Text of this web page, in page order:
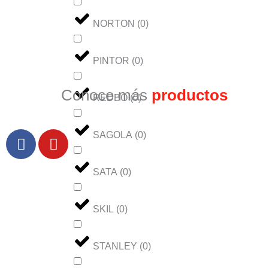
NORTON (0)
PINTOR (0)
REDBO (0)
SAGOLA (0)
SATA (0)
SKIL (0)
STANLEY (0)
Conoce más productos
F
a
Y
o